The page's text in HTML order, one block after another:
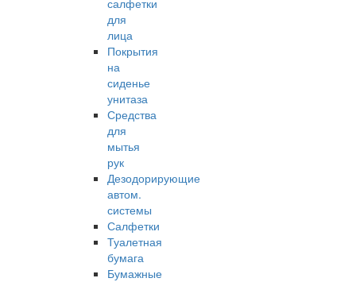
салфетки
для
лица
Покрытия
на
сиденье
унитаза
Средства
для
мытья
рук
Дезодорирующие
автом.
системы
Салфетки
Туалетная
бумага
Бумажные